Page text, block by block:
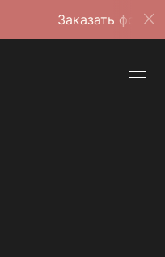
Заказать фотоотчёт